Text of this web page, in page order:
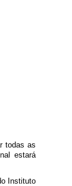
todas as
estará
Instituto